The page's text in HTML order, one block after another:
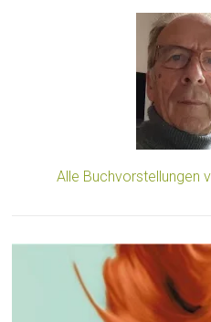
Alle Buchvorstellungen